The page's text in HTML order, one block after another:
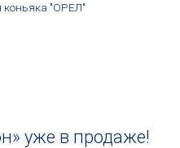
уже в продаже!